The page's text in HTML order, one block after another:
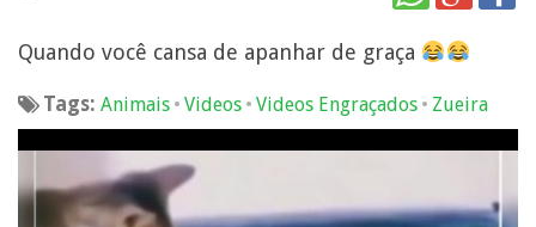
Quando você cansa de apanhar de graça
Tags: Animais • Videos • Videos Engraçados • Zueira